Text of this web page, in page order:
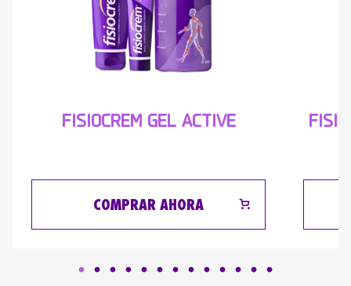
FISIOCREM GEL ACTIVE
COMPRAR AHORA